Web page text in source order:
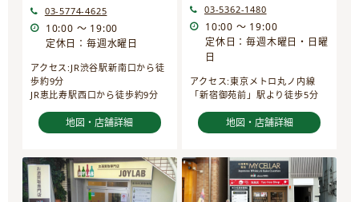
03-5774-4625
10:00 ～ 19:00
定休日：毎週水曜日
アクセス:JR渋谷駅新南口から徒
歩約9分
JR恵比寿駅西口から徒歩約9分
地図・店舗詳細
03-5362-1480
10:00 ～ 19:00
定休日：毎週木曜日・日曜
日
アクセス:東京メトロ丸ノ内線
「新宿御苑前」駅より徒歩5分
地図・店舗詳細